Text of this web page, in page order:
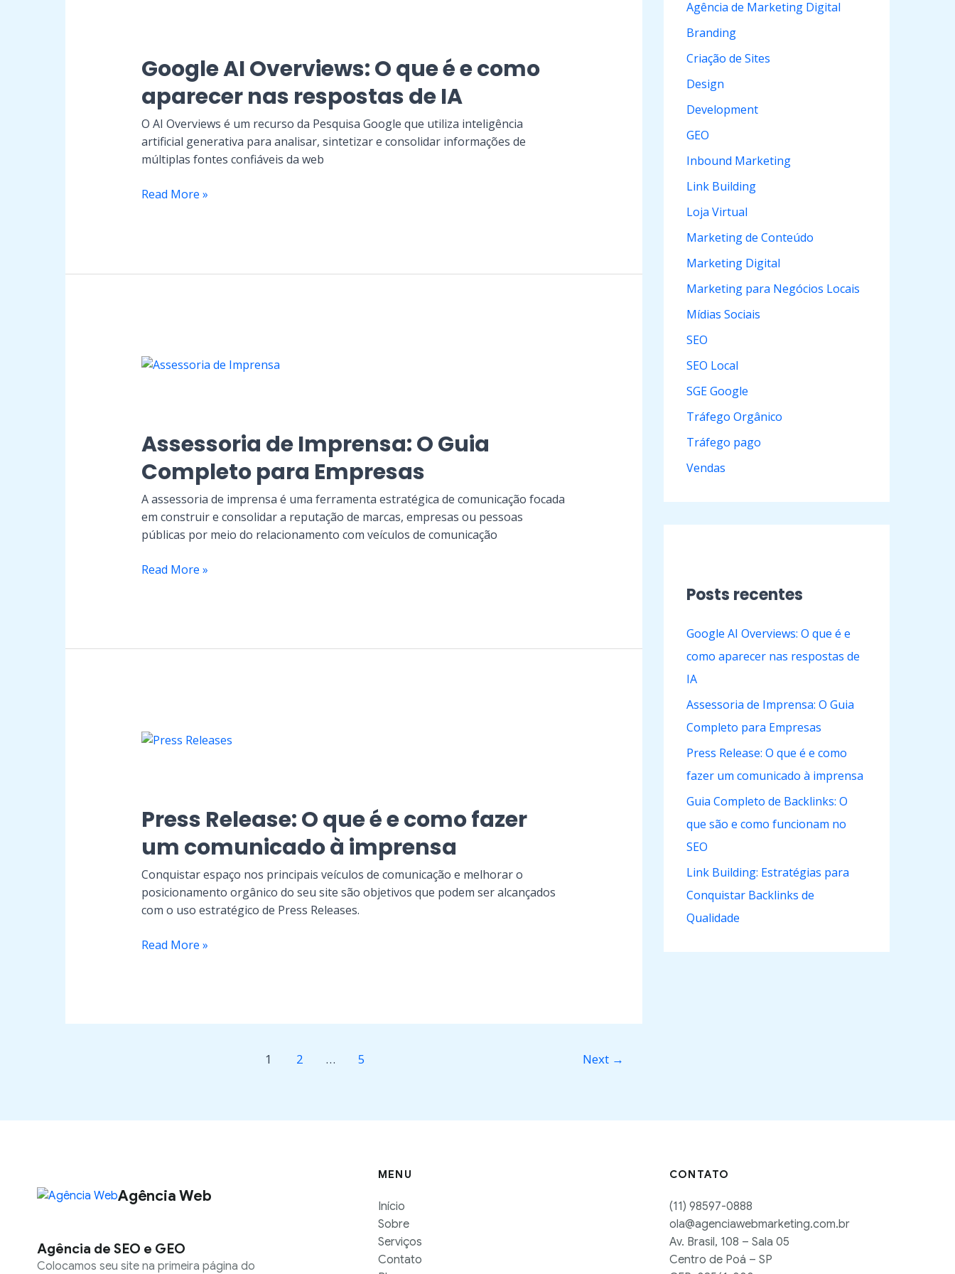
Google AI Overviews: O que é e como
aparecer nas respostas de IA
O AI Overviews é um recurso da Pesquisa Google que utiliza inteligência
artificial generativa para analisar, sintetizar e consolidar informações de
múltiplas fontes confiáveis da web
e
como
aparecer
nas
respostas
de
Read More »
Assessoria de Imprensa: O Guia
Completo para Empresas
A assessoria de imprensa é uma ferramenta estratégica de comunicação focada
em construir e consolidar a reputação de marcas, empresas ou pessoas
públicas por meio do relacionamento com veículos de comunicação
de
para
Empresas
Read More »
Press Release: O que é e como fazer
um comunicado à imprensa
Conquistar espaço nos principais veículos de comunicação e melhorar o
posicionamento orgânico do seu site são objetivos que podem ser alcançados
com o uso estratégico de Press Releases.
Release:
como
fazer
comunicado
à
imprensa
Read More »
1 2 … 5 Next →
p
o
r
:
Agência de Marketing Digital
Branding
Criação de Sites
Design
Development
GEO
Inbound Marketing
Link Building
Loja Virtual
Marketing de Conteúdo
Marketing Digital
Marketing para Negócios Locais
Mídias Sociais
SEO
SEO Local
SGE Google
Tráfego Orgânico
Tráfego pago
Vendas
Posts recentes
Google AI Overviews: O que é e
como aparecer nas respostas de
IA
Assessoria de Imprensa: O Guia
Completo para Empresas
Press Release: O que é e como
fazer um comunicado à imprensa
Guia Completo de Backlinks: O
que são e como funcionam no
SEO
Link Building: Estratégias para
Conquistar Backlinks de
Qualidade
Agência Web
Agência de SEO e GEO
Colocamos seu site na primeira página do
MENU
Início
Sobre
Serviços
Contato
CONTATO
(11) 98597-0888
ola@agenciawebmarketing.com.br
Av. Brasil, 108 – Sala 05
Centro de Poá – SP